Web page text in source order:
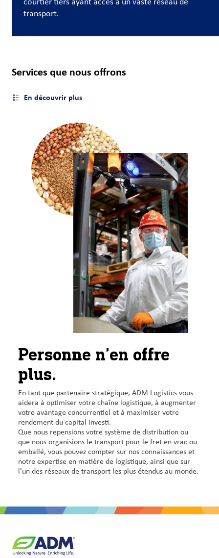
du client
Investisseurs
courtier tiers ayant accès à un vaste réseau de
transport.
Services que nous offrons
Ouvrir le menu latéral
En découvrir plus
Personne n’en offre
plus.
En tant que partenaire stratégique, ADM Logistics vous
aidera à optimiser votre chaîne logistique, à augmenter
votre avantage concurrentiel et à maximiser votre
rendement du capital investi.
Que nous repensions votre système de distribution ou
que nous organisions le transport pour le fret en vrac ou
emballé, vous pouvez compter sur nos connaissances et
notre expertise en matière de logistique, ainsi que sur
l’un des réseaux de transport les plus étendus au monde.